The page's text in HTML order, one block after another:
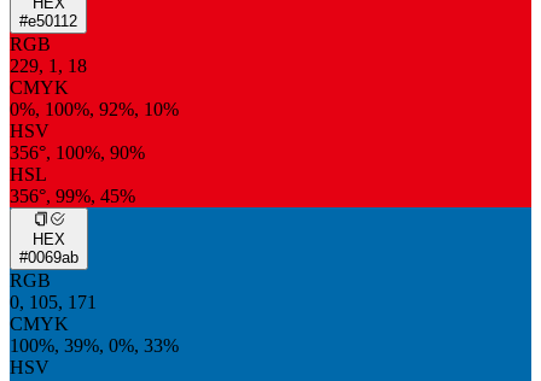
#e50112
RGB
229, 1, 18
CMYK
0%, 100%, 92%, 10%
HSV
356°, 100%, 90%
HSL
356°, 99%, 45%
HEX
#0069ab
RGB
0, 105, 171
CMYK
100%, 39%, 0%, 33%
HSV